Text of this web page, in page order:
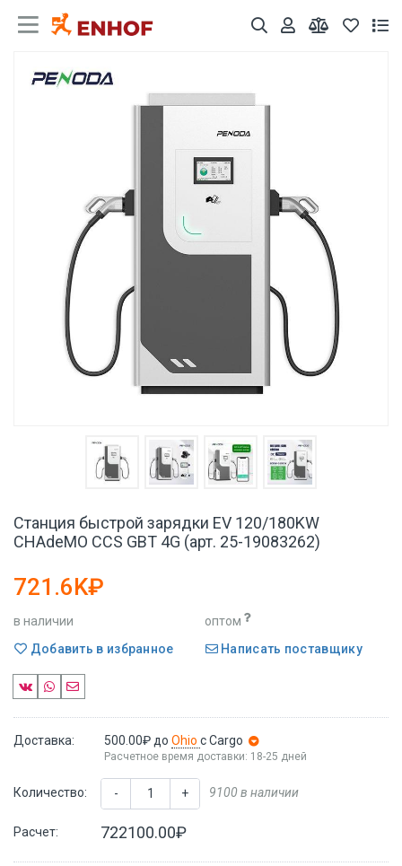
Станция быстрой зарядки EV 120/180KW
CHAdeMO CCS GBT 4G (арт. 25-19083262)
721.6K₽
в наличии
оптом
Добавить в избранное
Написать поставщику
Доставка: 500.00₽ до Ohio с Cargo
Расчетное время доставки: 18-25 дней
Количество: - + 9100 в наличии
Расчет: 722100.00₽